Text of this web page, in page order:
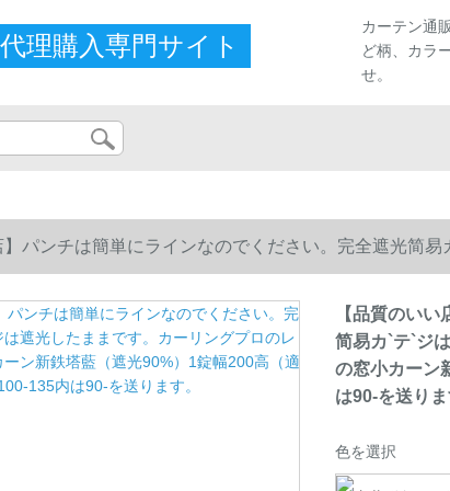
代理購入専門サイト
カーテン通
ど柄、カラ
せ。
】パンチは簡単にラインなのでください。完全遮光简
ン新鉄塔藍（遮光90%）1錠幅200高（適応幅100-135
【品質のい
简易カ`テ`ジ
の窓小カーン
は90-を送りま
色を選択